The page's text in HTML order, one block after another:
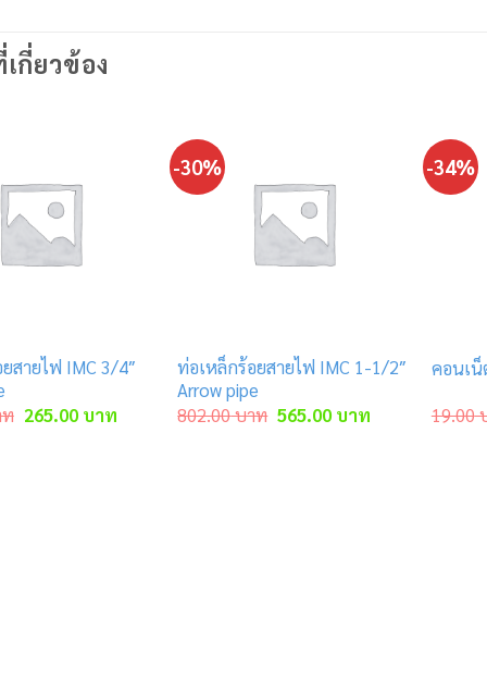
กี่ยวข้อง
สายไฟ IMC 3/4″
Original
price
265.00บาทCurrent
price
-30%
ท่อเหล็กร้อยสายไฟ IMC 1-1/2″
Arrow pipe
802.00บาท Original
price
565.00 บาท
-34%
คอนเน็
19.00